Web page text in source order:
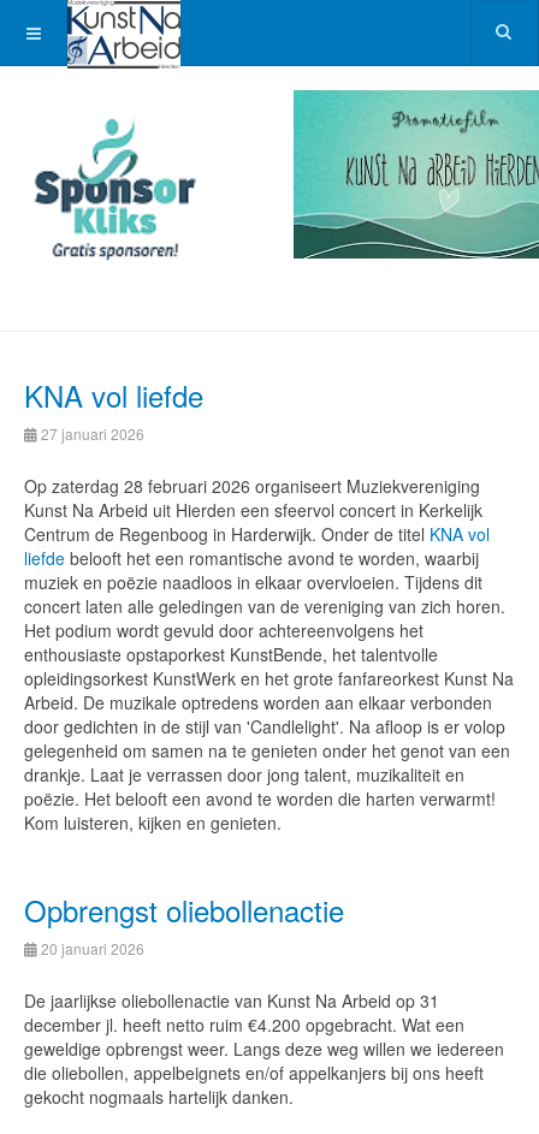
KNA vol liefde
27 januari 2026
Op zaterdag 28 februari 2026 organiseert Muziekvereniging
Kunst Na Arbeid uit Hierden een sfeervol concert in Kerkelijk
Centrum de Regenboog in Harderwijk. Onder de titel KNA vol
liefde belooft het een romantische avond te worden, waarbij
muziek en poëzie naadloos in elkaar overvloeien. Tijdens dit
concert laten alle geledingen van de vereniging van zich horen.
Het podium wordt gevuld door achtereenvolgens het
enthousiaste opstaporkest KunstBende, het talentvolle
opleidingsorkest KunstWerk en het grote fanfareorkest Kunst Na
Arbeid. De muzikale optredens worden aan elkaar verbonden
door gedichten in de stijl van 'Candlelight'. Na afloop is er volop
gelegenheid om samen na te genieten onder het genot van een
drankje. Laat je verrassen door jong talent, muzikaliteit en
poëzie. Het belooft een avond te worden die harten verwarmt!
Kom luisteren, kijken en genieten.
Opbrengst oliebollenactie
20 januari 2026
De jaarlijkse oliebollenactie van Kunst Na Arbeid op 31
december jl. heeft netto ruim €4.200 opgebracht. Wat een
geweldige opbrengst weer. Langs deze weg willen we iedereen
die oliebollen, appelbeignets en/of appelkanjers bij ons heeft
gekocht nogmaals hartelijk danken.